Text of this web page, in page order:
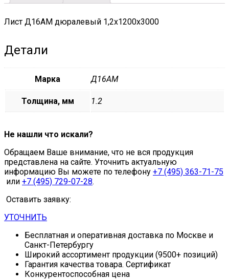
Лист Д16АМ дюралевый 1,2х1200х3000
Детали
Марка Д16АМ
Толщина, мм 1.2
Не нашли что искали?
Обращаем Ваше внимание, что не вся продукция
представлена на сайте. Уточнить актуальную
информацию Вы можете по телефону +7 (495) 363-71-75
или +7 (495) 729-07-28.
Оставить заявку:
УТОЧНИТЬ
Бесплатная и оперативная доставка по Москве и
Санкт-Петербургу
Широкий ассортимент продукции (9500+ позиций)
Гарантия качества товара. Сертификат
Конкурентоспособная цена